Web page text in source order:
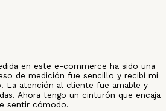
en este e-commerce ha sido una
de medición fue sencillo y recibí mi
La atención al cliente fue amable y
Ahora tengo un cinturón que encaja
sentir cómodo.